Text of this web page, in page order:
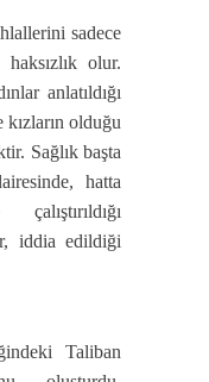
sadece
olur.
anlatıldığı
kızların olduğu
Sağlık başta
hatta
iddia edildiği
Taliban